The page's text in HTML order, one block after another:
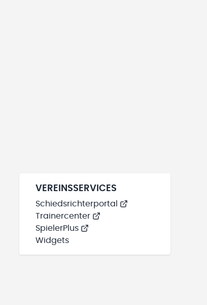
VEREINSSERVICES
Schiedsrichterportal
Trainercenter
SpielerPlus
Widgets